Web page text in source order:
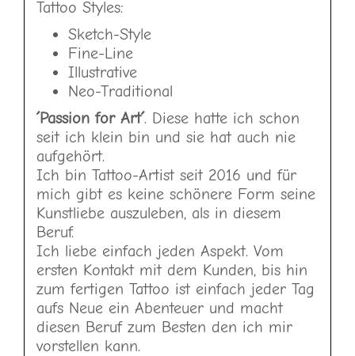
Tattoo Styles:
Sketch-Style
Fine-Line
Illustrative
Neo-Traditional
´Passion for Art´. Diese hatte ich schon
seit ich klein bin und sie hat auch nie
aufgehört.
Ich bin Tattoo-Artist seit 2016 und für
mich gibt es keine schönere Form seine
Kunstliebe auszuleben, als in diesem
Beruf.
Ich liebe einfach jeden Aspekt. Vom
ersten Kontakt mit dem Kunden, bis hin
zum fertigen Tattoo ist einfach jeder Tag
aufs Neue ein Abenteuer und macht
diesen Beruf zum Besten den ich mir
vorstellen kann.